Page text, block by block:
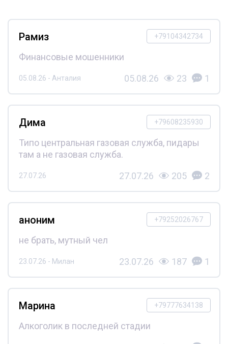
+79104342734
Рамиз
Финансовые мошенники
05.08.26 - Анталия 05.08.26 23 1
+79608235930
Дима
Типо центральная газовая служба, пидары
там а не газовая служба.
27.07.26 27.07.26 205 2
+79252026767
аноним
не брать, мутный чел
23.07.26 - Милан 23.07.26 187 1
+79777634138
Марина
Алкоголик в последней стадии